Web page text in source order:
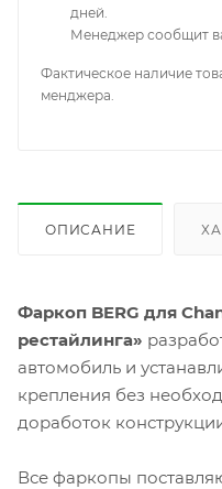
дней.
Менеджер сообщит
Фактическое наличие
менджера.
ОПИСАНИЕ
Фаркоп BERG для
рестайлинга»
автомобиль и
крепления без
доработок
Все фаркопы